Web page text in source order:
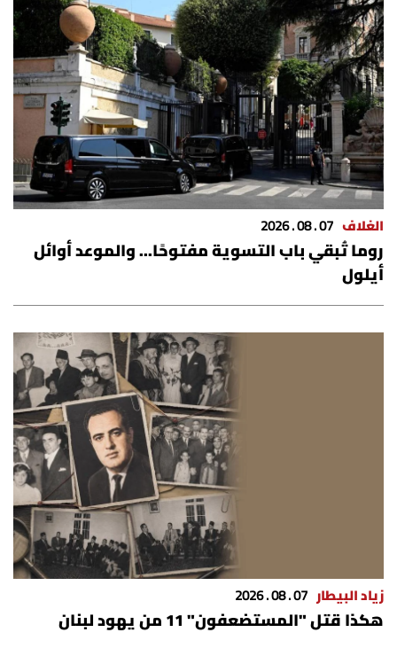
الغلاف 07 . 08 . 2026
روما تُبقي باب التسوية مفتوحًا... والموعد أوائل
أيلول
زياد البيطار 07 . 08 . 2026
هكذا قتل "المستضعفون" 11 من يهود لبنان